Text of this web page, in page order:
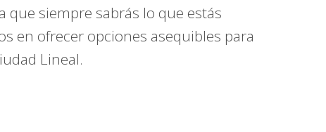
siempre sabrás lo que estás
en ofrecer opciones asequibles para
Lineal.